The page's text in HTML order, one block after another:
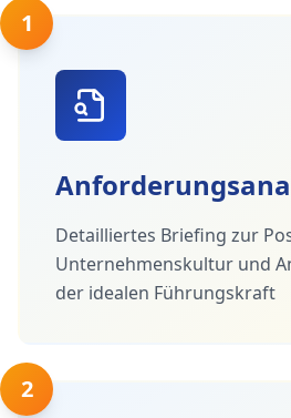
1
Detailliertes Briefing zur
Unternehmenskultur und
der idealen Führungskraft
2